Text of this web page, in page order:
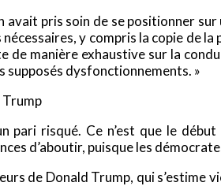
avait pris soin de se positionner
y compris la copie de
de manière exhaustive sur la
supposés dysfonctionnements. »
Trump
pari risqué. Ce n’est que le
d’aboutir, puisque les
de Donald Trump, qui s’estime